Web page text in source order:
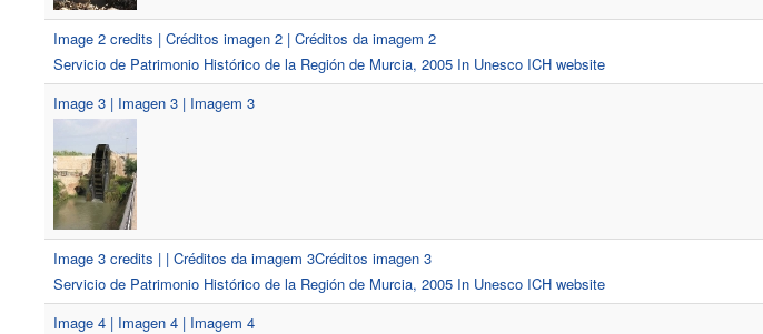
Image 2 credits | Créditos imagen 2 | Créditos da imagem 2
Servicio de Patrimonio Histórico de la Región de Murcia, 2005 In Unesco ICH website
Image 3 | Imagen 3 | Imagem 3
Image 3 credits | | Créditos da imagem 3Créditos imagen 3
Servicio de Patrimonio Histórico de la Región de Murcia, 2005 In Unesco ICH website
Image 4 | Imagen 4 | Imagem 4